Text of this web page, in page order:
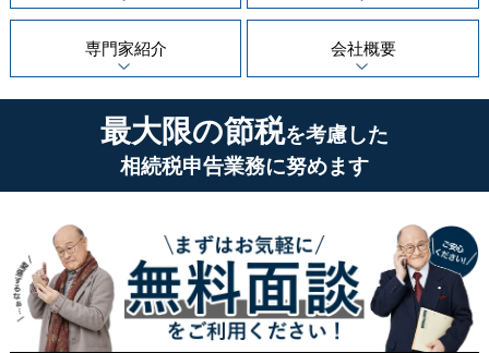
専門家紹介 会社概要
最大限の節税を考慮した
相続税申告業務に努めます